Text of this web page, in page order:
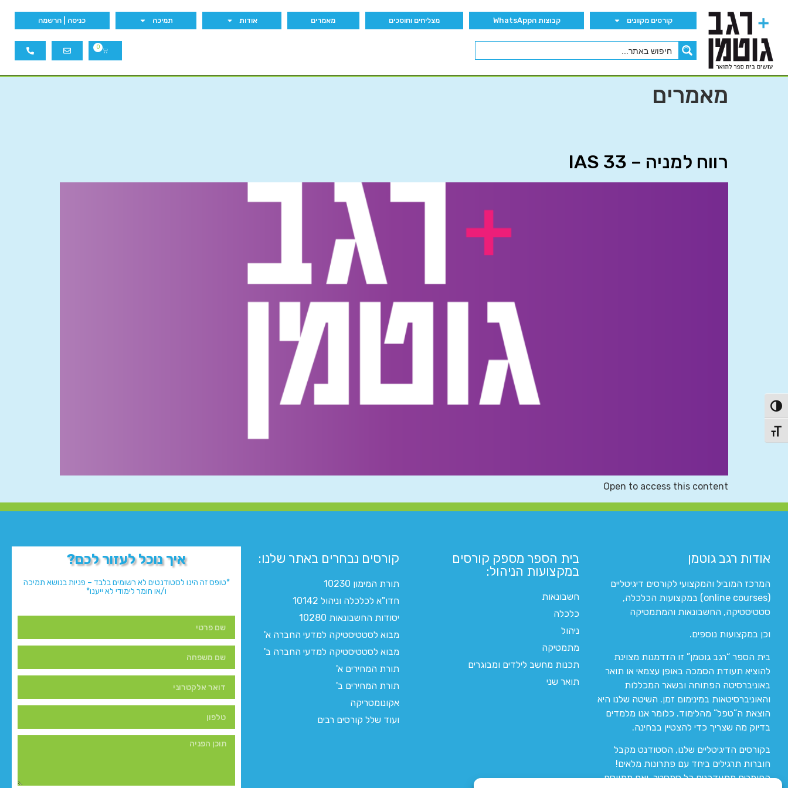
הפעל/כבה ניגודיות גבוהה
מתג גודל גופן
קורסים מקוונים קבוצות הWhatsApp מצליחים וחוסכים מאמרים אודות תמיכה כניסה | הרשמה
0
מאמרים
רווח למניה – IAS 33
Open to access this content
אודות רגב גוטמן
המרכז המוביל והמקצועי לקורסים דיגיטליים
(online courses) במקצועות הכלכלה,
סטטיסטיקה, החשבונאות והמתמטיקה
וכן במקצועות נוספים.
בית הספר “רגב גוטמן” זו הזדמנות מצוינת
להוציא תעודת הסמכה באופן עצמאי או תואר
באוניברסיטה הפתוחה ובשאר המכללות
והאוניברסיטאות במינימום זמן. השיטה שלנו היא
הוצאת ה”טפל” מהלימוד. כלומר אנו מלמדים
בדיוק מה שצריך כדי להצטיין בבחינה.
בקורסים הדיגיטליים שלנו, הסטודנט מקבל
חוברות תרגילים ביחד עם פתרונות מלאים!
החומרים מתעדכנים כל סמסטר, ואם מתווסף
בית הספר מספק קורסים
במקצועות הניהול:
חשבונאות
כלכלה
ניהול
מתמטיקה
תכנות מחשב לילדים ומבוגרים
תואר שני
קורסים נבחרים באתר שלנו:​
תורת המימון 10230
חדו"א לכלכלה וניהול 10142
יסודות החשבונאות 10280
מבוא לסטטיסטיקה למדעי החברה א'
מבוא לסטטיסטיקה למדעי החברה ב'
תורת המחירים א'
תורת המחירים ב'
אקונומטריקה
ועוד שלל קורסים רבים
איך נוכל לעזור לכם?
*טופס זה הינו לסטודנטים לא רשומים בלבד – פניות בנושא תמיכה
ו/או חומר לימודי לא ייענו*